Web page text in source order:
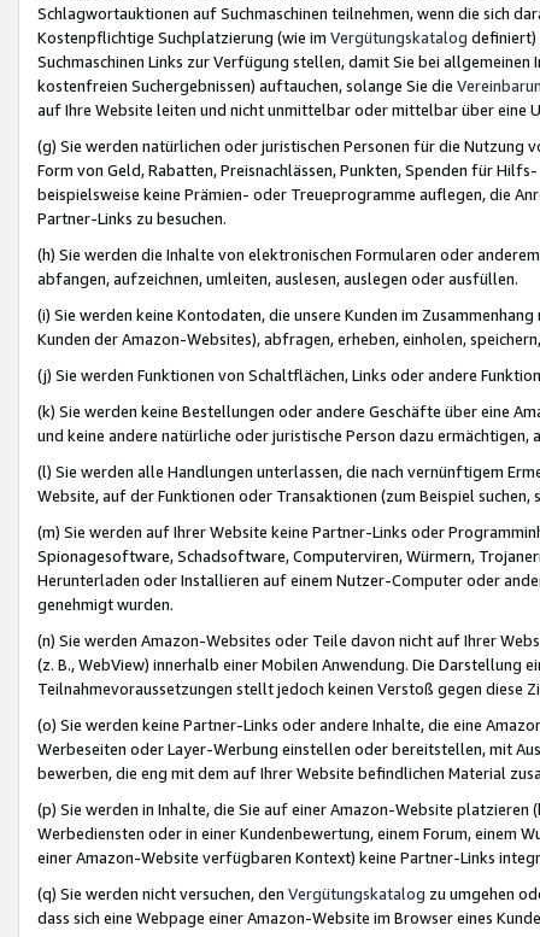
Schlagwortauktionen auf Suchmaschinen teilnehmen, wenn die sich
Kostenpflichtige Suchplatzierung (wie im Vergütungskatalog definiert)
Suchmaschinen Links zur Verfügung stellen, damit Sie bei
kostenfreien Suchergebnissen) auftauchen, solange Sie die
auf Ihre Website leiten und nicht unmittelbar oder mittelbar über eine
(g) Sie werden natürlichen oder juristischen Personen für die Nutzung
Form von Geld, Rabatten, Preisnachlässen, Punkten, Spenden für
beispielsweise keine Prämien- oder Treueprogramme auflegen, die
Partner-Links zu besuchen.
(h) Sie werden die Inhalte von elektronischen Formularen oder
abfangen, aufzeichnen, umleiten, auslesen, auslegen oder ausfüllen.
(i) Sie werden keine Kontodaten, die unsere Kunden im
Kunden der Amazon-Websites), abfragen, erheben, einholen,
(j) Sie werden Funktionen von Schaltflächen, Links oder andere
(k) Sie werden keine Bestellungen oder andere Geschäfte über eine
und keine andere natürliche oder juristische Person dazu
(l) Sie werden alle Handlungen unterlassen, die nach vernünftigem
Website, auf der Funktionen oder Transaktionen (zum Beispiel
(m) Sie werden auf Ihrer Website keine Partner-Links oder
Spionagesoftware, Schadsoftware, Computerviren, Würmern,
Herunterladen oder Installieren auf einem Nutzer-Computer oder
genehmigt wurden.
(n) Sie werden Amazon-Websites oder Teile davon nicht auf Ihrer
(z. B., WebView) innerhalb einer Mobilen Anwendung. Die Darstellung
Teilnahmevoraussetzungen stellt jedoch keinen Verstoß gegen diese
(o) Sie werden keine Partner-Links oder andere Inhalte, die eine
Werbeseiten oder Layer-Werbung einstellen oder bereitstellen, mit
bewerben, die eng mit dem auf Ihrer Website befindlichen Material
(p) Sie werden in Inhalte, die Sie auf einer Amazon-Website
Werbediensten oder in einer Kundenbewertung, einem Forum, einem
einer Amazon-Website verfügbaren Kontext) keine Partner-Links
(q) Sie werden nicht versuchen, den Vergütungskatalog zu umgehen
dass sich eine Webpage einer Amazon-Website im Browser eines